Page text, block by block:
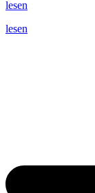
lesen
lesen